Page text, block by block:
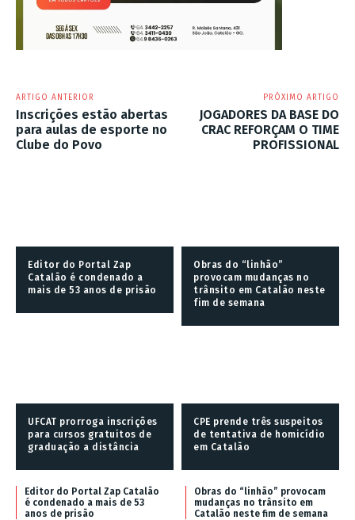
ARTIGO ANTERIOR
Inscrições estão abertas
para aulas de esporte no
Clube do Povo
PRÓXIMO ARTIGO
JOGADORES DA BASE DO
CRAC REFORÇAM O TIME
PROFISSIONAL
Editor do Portal Zap
Catalão é condenado a
mais de 53 anos de prisão
Obras do “linhão”
provocam mudanças no
trânsito em Catalão neste
fim de semana
UFCAT prorroga inscrições
para cursos gratuitos de
graduação a distância
CPE prende três suspeitos
de tentativa de homicídio
em Catalão
Editor do Portal Zap Catalão
é condenado a mais de 53
anos de prisão
Obras do “linhão” provocam
mudanças no trânsito em
Catalão neste fim de semana